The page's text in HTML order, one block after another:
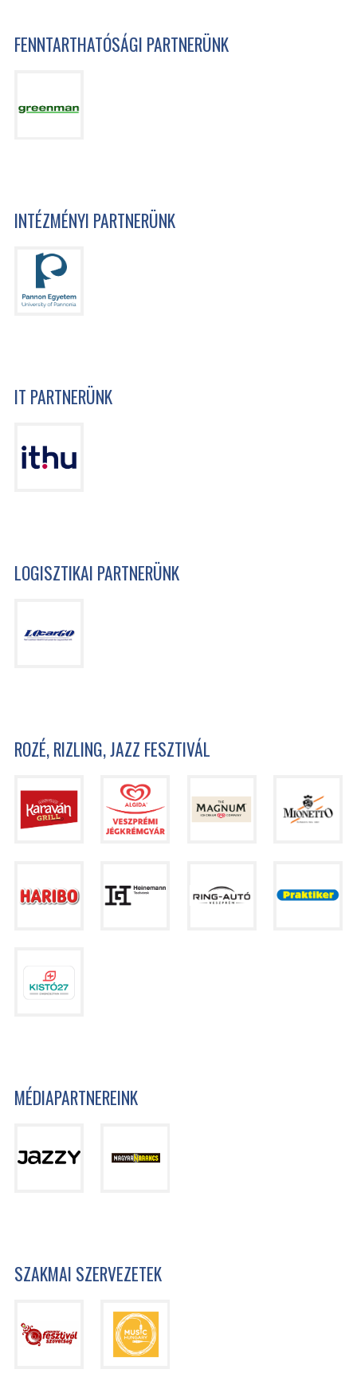
FENNTARTHATÓSÁGI PARTNERÜNK
INTÉZMÉNYI PARTNERÜNK
IT PARTNERÜNK
LOGISZTIKAI PARTNERÜNK
ROZÉ, RIZLING, JAZZ FESZTIVÁL
MÉDIAPARTNEREINK
SZAKMAI SZERVEZETEK